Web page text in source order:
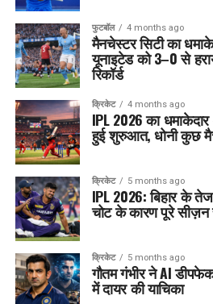
फुटबॉल 4 months ago
मैनचेस्टर सिटी का
यूनाइटेड को 3–0 से
रिकॉर्ड
क्रिकेट 4 months ago
IPL 2026 का
हुई शुरुआत, धोनी कुछ
क्रिकेट 5 months ago
IPL 2026: बिहार के
चोट के कारण पूरे सीज़न
क्रिकेट 5 months ago
गौतम गंभीर ने AI
में दायर की याचिका